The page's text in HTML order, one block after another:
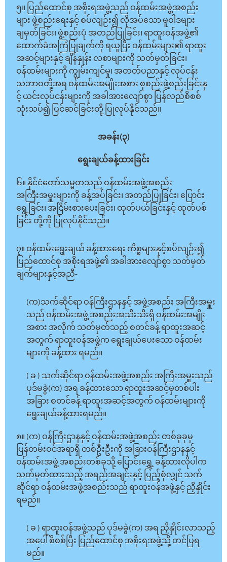
၅။ ပြည်ထောင်စု အစိုးရအဖွဲ့သည် ဝန်ထမ်းအဖွဲ့အစည်း
များ ဖွဲ့စည်းရေးနှင့် စပ်လျဉ်း၍ လိုအပ်သော မူဝါဒများ
ချမှတ်ခြင်း၊ ဖွဲ့စည်းပုံ အတည်ပြုခြင်း၊ ရာထူးဝန်အဖွဲ့၏
ထောက်ခံအကြံပြုချက်ကို ရယူပြီး ဝန်ထမ်းများ၏ ရာထူး
အဆင့်များနှင့် ချိန်နှုန်း လစာများကို သတ်မှတ်ခြင်း၊
ဝန်ထမ်းများကို ကျွမ်းကျင်မှု၊ အတတ်ပညာနှင့် လုပ်ငန်း
သဘာဝတို့အရ ဝန်ထမ်းအမျိုးအစား စုစည်းဖွဲ့စည်းခြင်းနှ
င့် ယင်းလုပ်ငန်းများကို အခါအားလျော်စွာ ပြန်လည်စိစစ်
သုံးသပ်၍ ပြင်ဆင်ခြင်းတို့ ပြုလုပ်နိုင်သည်။
အခန်း(၃)
ရွေးချယ်ခန့်ထားခြင်း
၆။ နိုင်ငံတော်သမ္မတသည် ဝန်ထမ်းအဖွဲ့အစည်း
အကြီးအမှူးများကို ခန့်အပ်ခြင်း၊ အတည်ပြုခြင်း၊ ပြောင်း
ရွေ့ခြင်း၊ အငြိမ်းစားပေးခြင်း၊ ထုတ်ပယ်ခြင်းနှင့် ထုတ်ပစ်
ခြင်း တို့ကို ပြုလုပ်နိုင်သည်။
၇။ ဝန်ထမ်းရွေးချယ် ခန့်ထားရေး ကိစ္စများနှင့်စပ်လျဉ်း၍
ပြည်ထောင်စု အစိုးရအဖွဲ့၏ အခါအားလျော်စွာ သတ်မှတ်
ချက်များနှင့်အညီ-
(က)သက်ဆိုင်ရာ ဝန်ကြီးဌာနနှင့် အဖွဲ့အစည်း အကြီးအမှူး
သည် ဝန်ထမ်းအဖွဲ့ အစည်းအသီးသီးရှိ ဝန်ထမ်းအမျိုး
အစား အလိုက် သတ်မှတ်သည့် စတင်ခန့် ရာထူးအဆင့်
အတွက် ရာထူးဝန်အဖွဲ့က ရွေးချယ်ပေးသော ဝန်ထမ်း
များကို ခန့်ထား ရမည်။
( ခ ) သက်ဆိုင်ရာ ဝန်ထမ်းအဖွဲ့အစည်း အကြီးအမှူးသည်
ပုဒ်မခွဲ(က) အရ ခန့်ထားသော ရာထူးအဆင့်မှတစ်ပါး
အခြား စတင်ခန့် ရာထူးအဆင့်အတွက် ဝန်ထမ်းများကို
ရွေးချယ်ခန့်ထားရမည်။
၈။ (က) ဝန်ကြီးဌာနနှင့် ဝန်ထမ်းအဖွဲ့အစည်း တစ်ခုခုမှ
ပြန်တမ်းဝင်အရာရှိ တစ်ဦးဦးကို အခြားဝန်ကြီးဌာနနှင့်
ဝန်ထမ်းအဖွဲ့ အစည်းတစ်ခုသို့ ပြောင်းရွှေ့ ခန့်ထားလိုပါက
သတ်မှတ်ထားသည့် အရည်အချင်းနှင့် ပြည့်စုံလျှင် သက်
ဆိုင်ရာ ဝန်ထမ်းအဖွဲ့အစည်းသည် ရာထူးဝန်အဖွဲ့နှင့် ညှိနှိုင်း
ရမည်။
( ခ ) ရာထူးဝန်အဖွဲ့သည် ပုဒ်မခွဲ(က) အရ ညှိနှိုင်းလာသည့်
အပေါ် စိစစ်ပြီး ပြည်ထောင်စု အစိုးရအဖွဲ့သို့ တင်ပြရ
မည်။